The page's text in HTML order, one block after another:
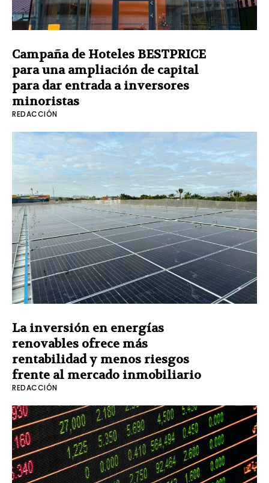
Campaña de Hoteles BESTPRICE
para una ampliación de capital
para dar entrada a inversores
minoristas
REDACCIÓN
La inversión en energías
renovables ofrece más
rentabilidad y menos riesgos
frente al mercado inmobiliario
REDACCIÓN